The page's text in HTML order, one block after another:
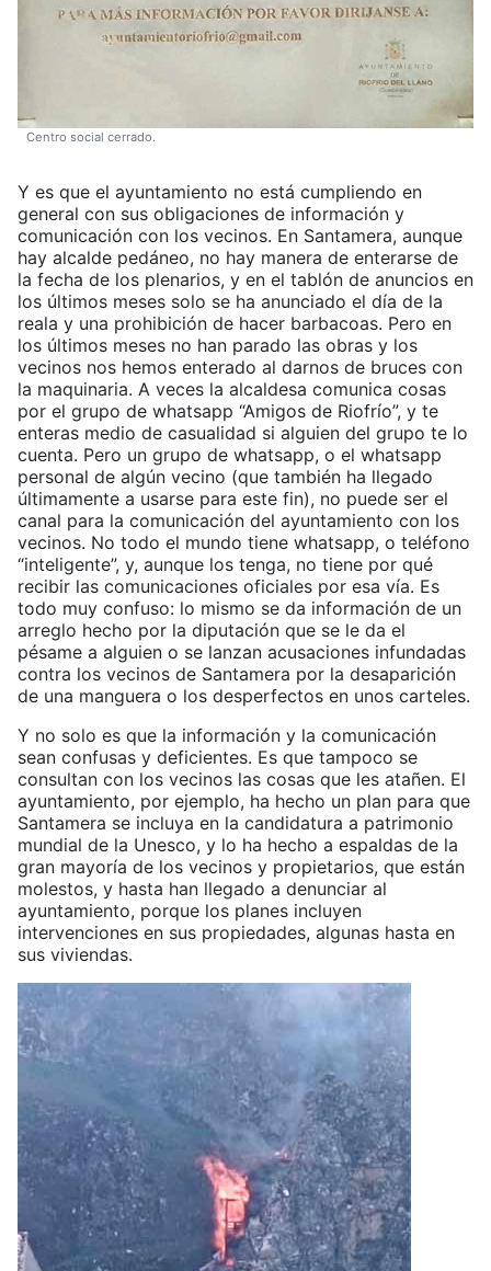
Centro social cerrado.
Y es que el ayuntamiento no está cumpliendo en
general con sus obligaciones de información y
comunicación con los vecinos. En Santamera, aunque
hay alcalde pedáneo, no hay manera de enterarse de
la fecha de los plenarios, y en el tablón de anuncios en
los últimos meses solo se ha anunciado el día de la
reala y una prohibición de hacer barbacoas. Pero en
los últimos meses no han parado las obras y los
vecinos nos hemos enterado al darnos de bruces con
la maquinaria. A veces la alcaldesa comunica cosas
por el grupo de whatsapp “Amigos de Riofrío”, y te
enteras medio de casualidad si alguien del grupo te lo
cuenta. Pero un grupo de whatsapp, o el whatsapp
personal de algún vecino (que también ha llegado
últimamente a usarse para este fin), no puede ser el
canal para la comunicación del ayuntamiento con los
vecinos. No todo el mundo tiene whatsapp, o teléfono
“inteligente”, y, aunque los tenga, no tiene por qué
recibir las comunicaciones oficiales por esa vía. Es
todo muy confuso: lo mismo se da información de un
arreglo hecho por la diputación que se le da el
pésame a alguien o se lanzan acusaciones infundadas
contra los vecinos de Santamera por la desaparición
de una manguera o los desperfectos en unos carteles.
Y no solo es que la información y la comunicación
sean confusas y deficientes. Es que tampoco se
consultan con los vecinos las cosas que les atañen. El
ayuntamiento, por ejemplo, ha hecho un plan para que
Santamera se incluya en la candidatura a patrimonio
mundial de la Unesco, y lo ha hecho a espaldas de la
gran mayoría de los vecinos y propietarios, que están
molestos, y hasta han llegado a denunciar al
ayuntamiento, porque los planes incluyen
intervenciones en sus propiedades, algunas hasta en
sus viviendas.